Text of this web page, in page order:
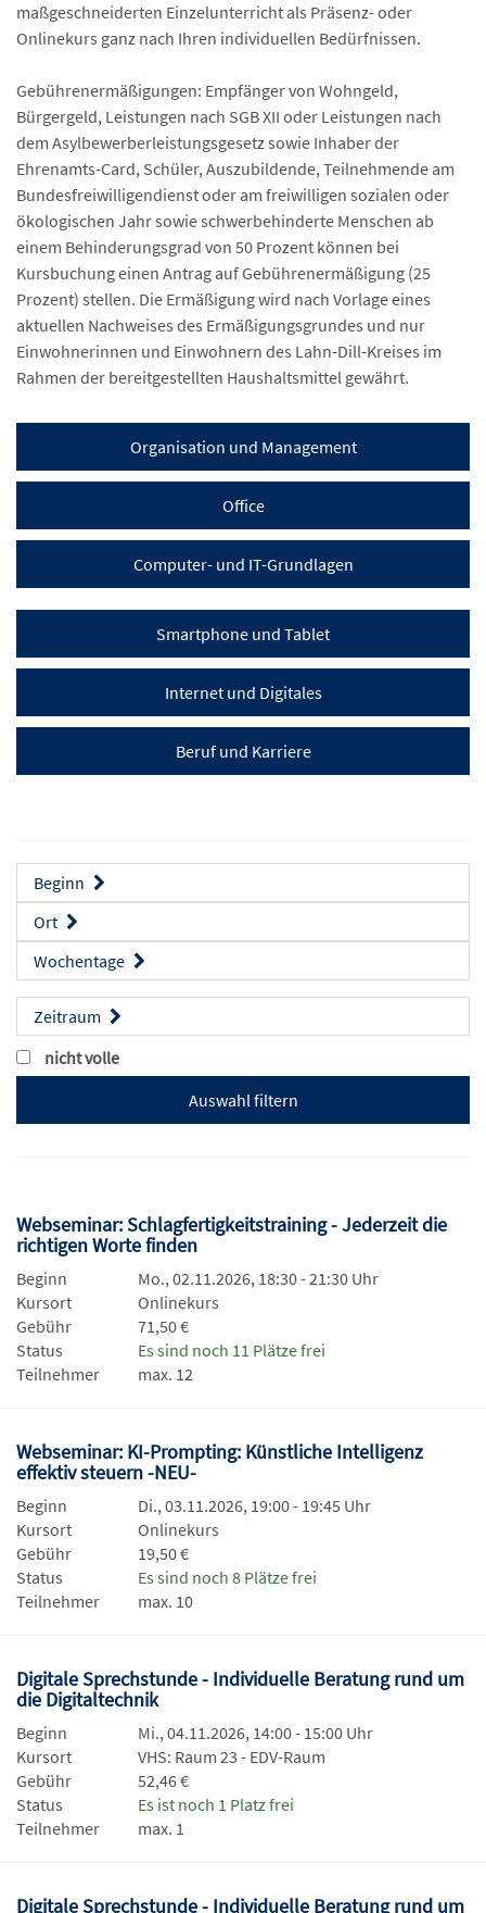
maßgeschneiderten Einzelunterricht als Präsenz- oder
Onlinekurs ganz nach Ihren individuellen Bedürfnissen.
Gebührenermäßigungen: Empfänger von Wohngeld,
Bürgergeld, Leistungen nach SGB XII oder Leistungen nach
dem Asylbewerberleistungsgesetz sowie Inhaber der
Ehrenamts-Card, Schüler, Auszubildende, Teilnehmende am
Bundesfreiwilligendienst oder am freiwilligen sozialen oder
ökologischen Jahr sowie schwerbehinderte Menschen ab
einem Behinderungsgrad von 50 Prozent können bei
Kursbuchung einen Antrag auf Gebührenermäßigung (25
Prozent) stellen. Die Ermäßigung wird nach Vorlage eines
aktuellen Nachweises des Ermäßigungsgrundes und nur
Einwohnerinnen und Einwohnern des Lahn-Dill-Kreises im
Rahmen der bereitgestellten Haushaltsmittel gewährt.
Organisation und Management
Office
Computer- und IT-Grundlagen
Smartphone und Tablet
Internet und Digitales
Beruf und Karriere
Beginn
Ort
Wochentage
Zeitraum
nicht volle
Webseminar: Schlagfertigkeitstraining - Jederzeit die
richtigen Worte finden
Beginn
Mo., 02.11.2026, 18:30 - 21:30 Uhr
Kursort
Onlinekurs
Gebühr
71,50 €
Status
Es sind noch 11 Plätze frei
Teilnehmer
max. 12
Webseminar: KI-Prompting: Künstliche Intelligenz
effektiv steuern -NEU-
Beginn
Di., 03.11.2026, 19:00 - 19:45 Uhr
Kursort
Onlinekurs
Gebühr
19,50 €
Status
Es sind noch 8 Plätze frei
Teilnehmer
max. 10
Digitale Sprechstunde - Individuelle Beratung rund um
die Digitaltechnik
Beginn
Mi., 04.11.2026, 14:00 - 15:00 Uhr
Kursort
VHS: Raum 23 - EDV-Raum
Gebühr
52,46 €
Status
Es ist noch 1 Platz frei
Teilnehmer
max. 1
Digitale Sprechstunde - Individuelle Beratung rund um